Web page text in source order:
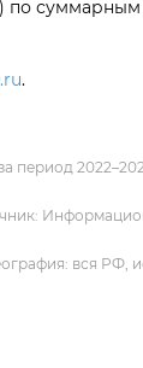
по
.
период
вся